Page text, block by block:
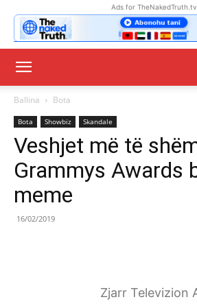
Ads for TheNakedTruth.tv
Ballina Bota
Bota Showbiz Skandale
Veshjet më të
Grammys Awards
meme
16/02/2019
Zjarr Televizion